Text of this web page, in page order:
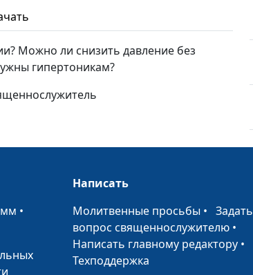
Можно ли снизить давление без
гипертоникам?
•
Написать
Молитвенные просьбы •Задать
вопрос священнослужителю •
Написать главному редактору •
Техподдержка